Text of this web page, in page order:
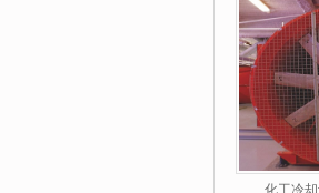
化工冷